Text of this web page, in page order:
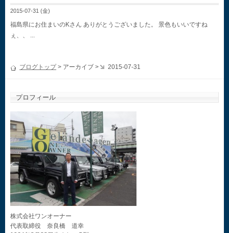
2015-07-31 (金)
福島県にお住まいのKさん ありがとうございました。 景色もいいですね
ぇ、、 ...
ブログトップ> アーカイブ > 2015-07-31
プロフィール
株式会社ワンオーナー
代表取締役 奈良橋 道幸